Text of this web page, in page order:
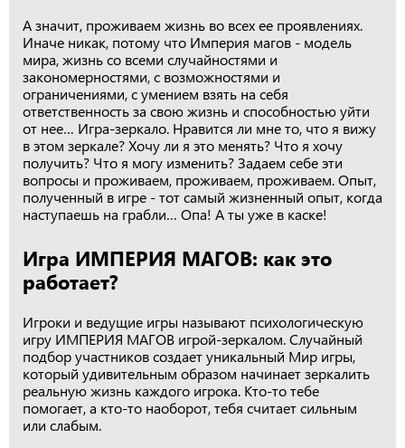
А значит, проживаем жизнь во всех ее проявлениях.
Иначе никак, потому что Империя магов - модель
мира, жизнь со всеми случайностями и
закономерностями, с возможностями и
ограничениями, с умением взять на себя
ответственность за свою жизнь и способностью уйти
от нее… Игра-зеркало. Нравится ли мне то, что я вижу
в этом зеркале? Хочу ли я это менять? Что я хочу
получить? Что я могу изменить? Задаем себе эти
вопросы и проживаем, проживаем, проживаем. Опыт,
полученный в игре - тот самый жизненный опыт, когда
наступаешь на грабли… Опа! А ты уже в каске!
Игра ИМПЕРИЯ МАГОВ: как это
работает?
Игроки и ведущие игры называют психологическую
игру ИМПЕРИЯ МАГОВ игрой-зеркалом. Случайный
подбор участников создает уникальный Мир игры,
который удивительным образом начинает зеркалить
реальную жизнь каждого игрока. Кто-то тебе
помогает, а кто-то наоборот, тебя считает сильным
или слабым.